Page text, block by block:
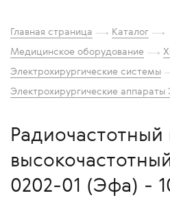
Главная страница
Каталог
Медицинское оборудование
Электрохирургические системы
Электрохирургические
Радиочастотный
0202-01 (Эфа) -